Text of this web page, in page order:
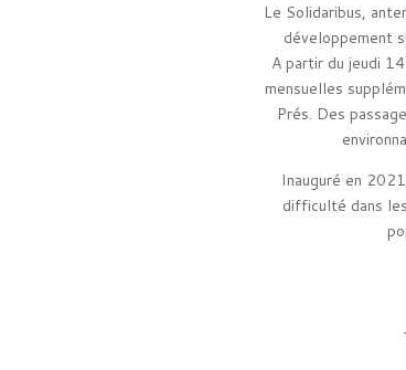
Le Solidaribus,
développement
A partir du jeudi
mensuelles
Prés. Des
Inauguré en
difficulté dans